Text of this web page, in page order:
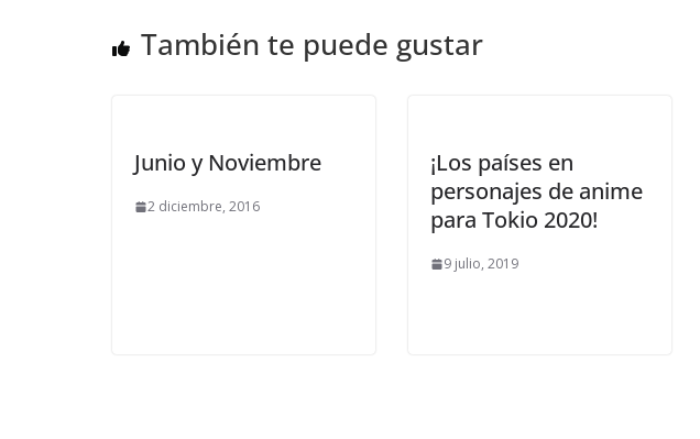
También te puede gustar
Junio y Noviembre
2 diciembre, 2016
¡Los países en
personajes de anime
para Tokio 2020!
9 julio, 2019